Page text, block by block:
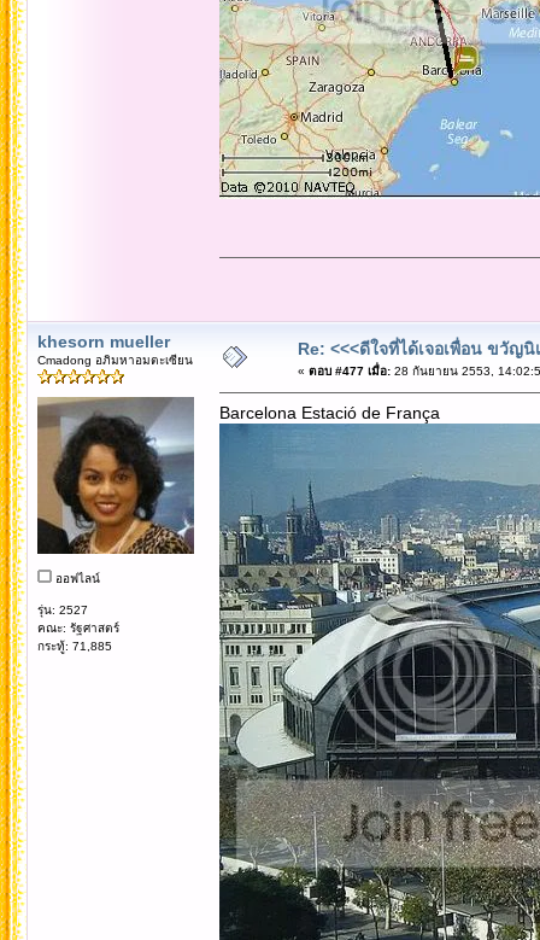
khesorn mueller
Cmadong อภิมหาอมตะเซียน
ออฟไลน์
รุ่น: 2527
คณะ: รัฐศาสตร์
กระทู้: 71,885
Re: <<<ดีใจที่ได้เจอเพื่อน ขวัญนิ
« ตอบ #477 เมื่อ:28 กันยายน 2553,
Barcelona Estació de França